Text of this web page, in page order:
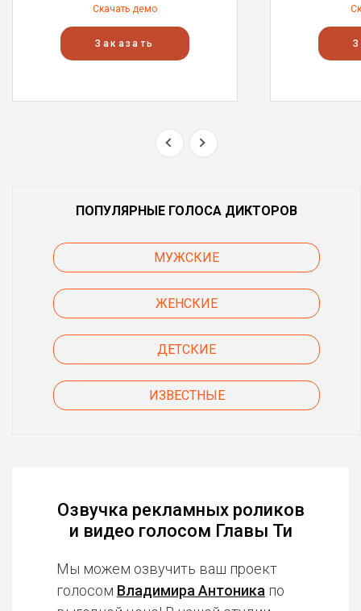
Скачать демо
Заказать
ПОПУЛЯРНЫЕ ГОЛОСА ДИКТОРОВ
МУЖСКИЕ
ЖЕНСКИЕ
ДЕТСКИЕ
ИЗВЕСТНЫЕ
Озвучка рекламных роликов
и видео голосом Главы Ти
Мы можем озвучить ваш проект
голосом Владимира Антоника по